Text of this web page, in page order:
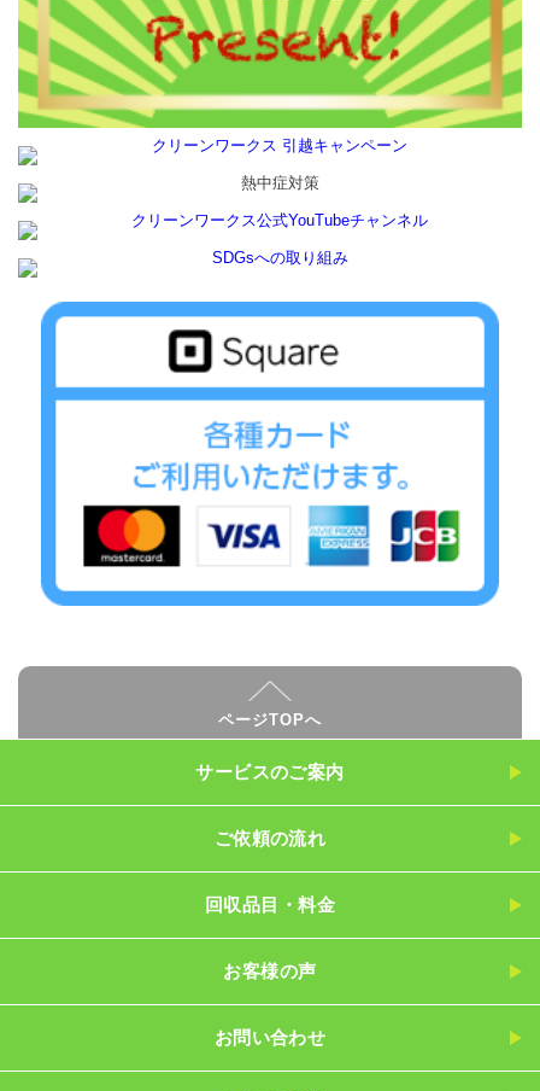
ページTOPへ
サービスのご案内
ご依頼の流れ
回収品目・料金
お客様の声
お問い合わせ